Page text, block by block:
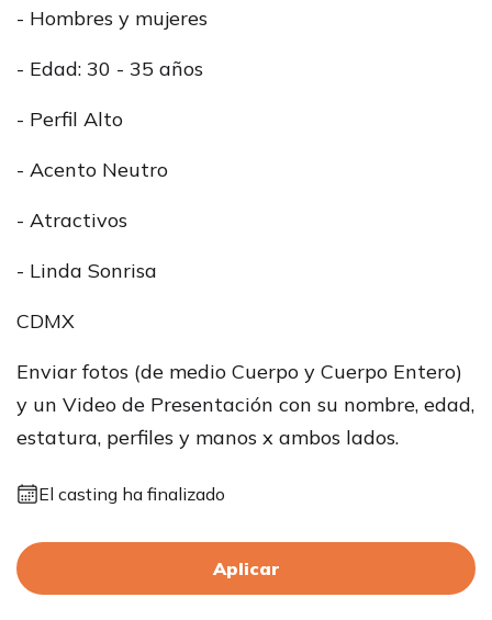
- Hombres y mujeres
- Edad: 30 - 35 años
- Perfil Alto
- Acento Neutro
- Atractivos
- Linda Sonrisa
CDMX
Enviar fotos (de medio Cuerpo y Cuerpo Entero)
y un Video de Presentación con su nombre, edad,
estatura, perfiles y manos x ambos lados.
El casting ha finalizado
Aplicar